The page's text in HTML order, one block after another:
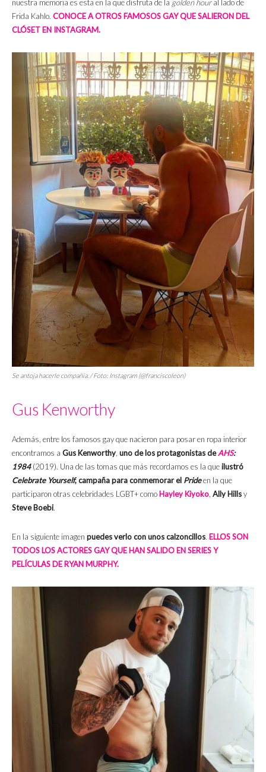
nuestra memoria es esta en la que disfruta de la golden houral lado de
Frida Kahlo. CONOCE A OTROS FAMOSOS GAY QUE SALIERON DEL
CLÓSET EN INSTAGRAM.
Se antoja hacerle compañía. / Foto: Instagram (@franciscoleon)
Gus Kenworthy
Además, entre los famosos gay que nacieron para posar en ropa interior
encontramos a Gus Kenworthy uno de los protagonistas deAHS:
1984(2019). Una de las tomas que más recordamos es la queilustró
Celebrate Yourself, campaña para conmemorar el Prideen la que
participaron otras celebridades LGBT+ como Hayley Kiyoko Ally Hillsy
Steve Boebi.
En la siguiente imagen puedes verlo con unos calzoncillos. ELLOS SON
TODOS LOS ACTORES GAY QUE HAN SALIDO EN SERIES Y
PELÍCULAS DE RYAN MURPHY.